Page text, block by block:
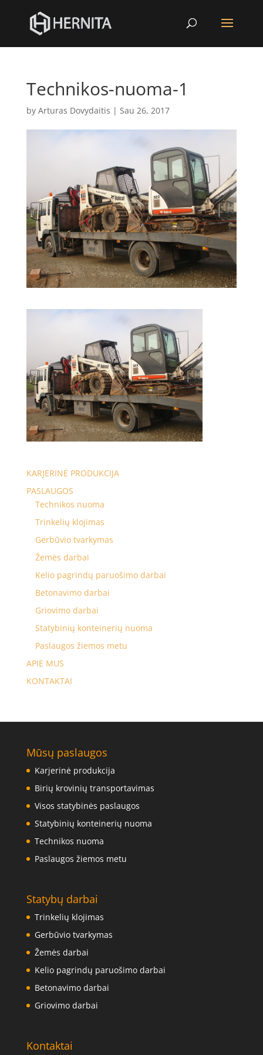
Technikos-nuoma-1
by Arturas Dovydaitis | Sau 26, 2017
KARJERINĖ PRODUKCIJA
PASLAUGOS
Technikos nuoma
Trinkelių klojimas
Gerbūvio tvarkymas
Žemės darbai
Kelio pagrindų paruošimo darbai
Betonavimo darbai
Griovimo darbai
Statybinių konteinerių nuoma
Paslaugos žiemos metu
APIE MUS
KONTAKTAI
Mūsų paslaugos
Karjerinė produkcija
Birių krovinių transportavimas
Visos statybinės paslaugos
Statybinių konteinerių nuoma
Technikos nuoma
Paslaugos žiemos metu
Statybų darbai
Trinkelių klojimas
Gerbūvio tvarkymas
Žemės darbai
Kelio pagrindų paruošimo darbai
Betonavimo darbai
Griovimo darbai
Kontaktai